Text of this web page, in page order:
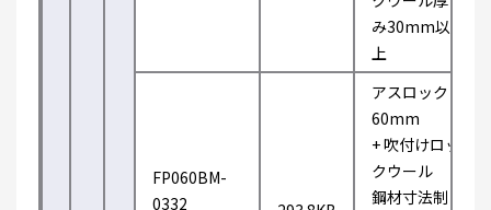
み30mm以
上
FP060BM-
0332
アスロック
60mm
+ 吹付けロッ
クウール
鋼材寸法制